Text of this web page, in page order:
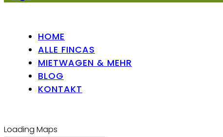
HOME
ALLE FINCAS
MIETWAGEN & MEHR
BLOG
KONTAKT
Loading Maps